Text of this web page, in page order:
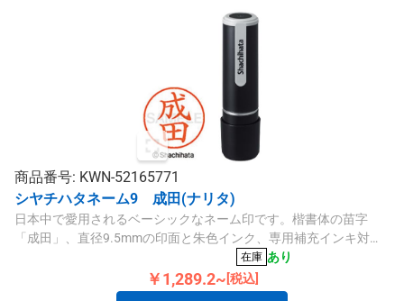
商品番号: KWN-52165771
シヤチハタネーム9 成田(ナリタ)
日本中で愛用されるベーシックなネーム印です。楷書体の苗字
「成田」、直径9.5mmの印面と朱色インク、専用補充インキ対応
在庫 あり
￥1,289.2~ [税込]